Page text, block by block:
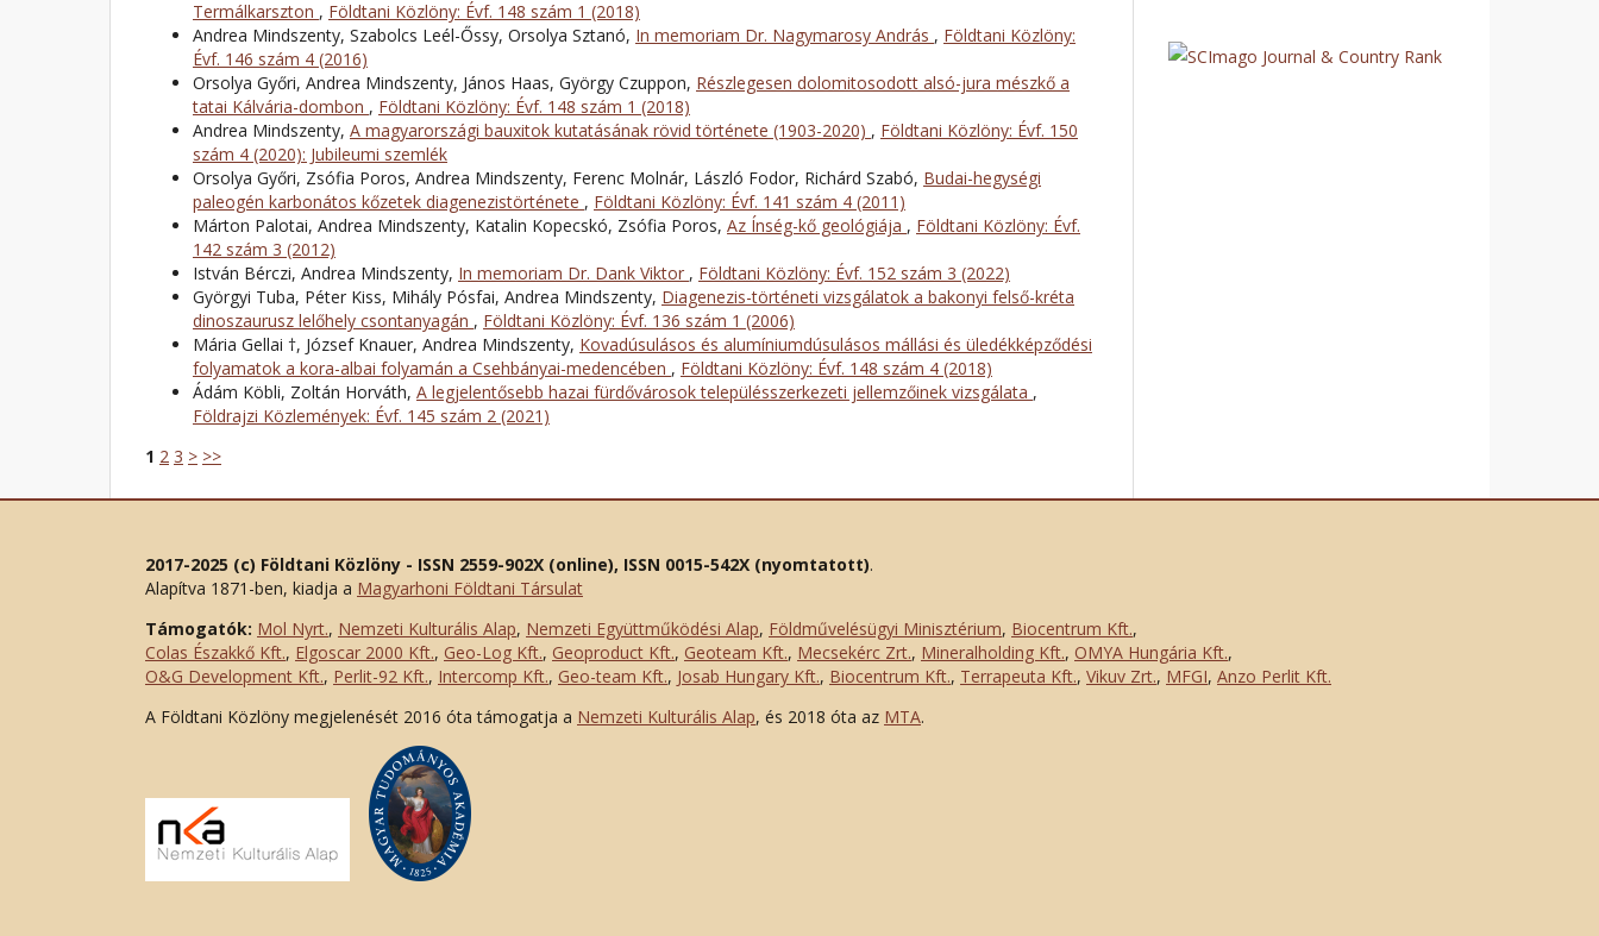
Termálkarszton , Földtani Közlöny: Évf. 148 szám 1 (2018)
Andrea Mindszenty, Szabolcs Leél-Őssy, Orsolya Sztanó, In memoriam Dr. Nagymarosy András , Földtani Közlöny:
Évf. 146 szám 4 (2016)
Orsolya Győri, Andrea Mindszenty, János Haas, György Czuppon, Részlegesen dolomitosodott alsó-jura mészkő a
tatai Kálvária-dombon , Földtani Közlöny: Évf. 148 szám 1 (2018)
Andrea Mindszenty, A magyarországi bauxitok kutatásának rövid története (1903-2020) , Földtani Közlöny: Évf. 150
szám 4 (2020): Jubileumi szemlék
Orsolya Győri, Zsófia Poros, Andrea Mindszenty, Ferenc Molnár, László Fodor, Richárd Szabó, Budai-hegységi
paleogén karbonátos kőzetek diagenezistörténete , Földtani Közlöny: Évf. 141 szám 4 (2011)
Márton Palotai, Andrea Mindszenty, Katalin Kopecskó, Zsófia Poros, Az Ínség-kő geológiája , Földtani Közlöny: Évf.
142 szám 3 (2012)
István Bérczi, Andrea Mindszenty, In memoriam Dr. Dank Viktor , Földtani Közlöny: Évf. 152 szám 3 (2022)
Györgyi Tuba, Péter Kiss, Mihály Pósfai, Andrea Mindszenty, Diagenezis-történeti vizsgálatok a bakonyi felső-kréta
dinoszaurusz lelőhely csontanyagán , Földtani Közlöny: Évf. 136 szám 1 (2006)
Mária Gellai †, József Knauer, Andrea Mindszenty, Kovadúsulásos és alumíniumdúsulásos mállási és üledékképződési
folyamatok a kora-albai folyamán a Csehbányai-medencében , Földtani Közlöny: Évf. 148 szám 4 (2018)
Ádám Köbli, Zoltán Horváth, A legjelentősebb hazai fürdővárosok településszerkezeti jellemzőinek vizsgálata ,
Földrajzi Közlemények: Évf. 145 szám 2 (2021)
1 2 3 > >>
2017-2025 (c) Földtani Közlöny - ISSN 2559-902X (online), ISSN 0015-542X (nyomtatott).
Alapítva 1871-ben, kiadja a Magyarhoni Földtani Társulat
Támogatók: Mol Nyrt., Nemzeti Kulturális Alap, Nemzeti Együttműködési Alap, Földművelésügyi Minisztérium, Biocentrum Kft.,
Colas Északkő Kft., Elgoscar 2000 Kft., Geo-Log Kft., Geoproduct Kft., Geoteam Kft., Mecsekérc Zrt., Mineralholding Kft., OMYA Hungária Kft.,
O&G Development Kft., Perlit-92 Kft., Intercomp Kft., Geo-team Kft., Josab Hungary Kft., Biocentrum Kft., Terrapeuta Kft., Vikuv Zrt., MFGI, Anzo Perlit Kft.
A Földtani Közlöny megjelenését 2016 óta támogatja a Nemzeti Kulturális Alap, és 2018 óta az MTA.